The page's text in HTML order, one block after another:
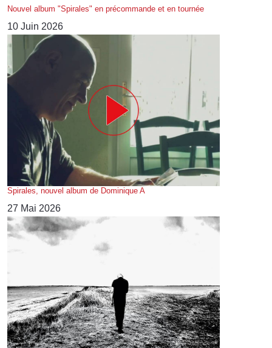
Nouvel album "Spirales" en précommande et en tournée
10 Juin 2026
Spirales, nouvel album de Dominique A
27 Mai 2026